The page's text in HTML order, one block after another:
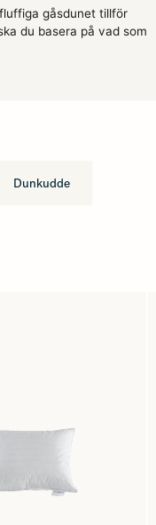
gåsdunet tillför
du basera på vad som
Dunkudde